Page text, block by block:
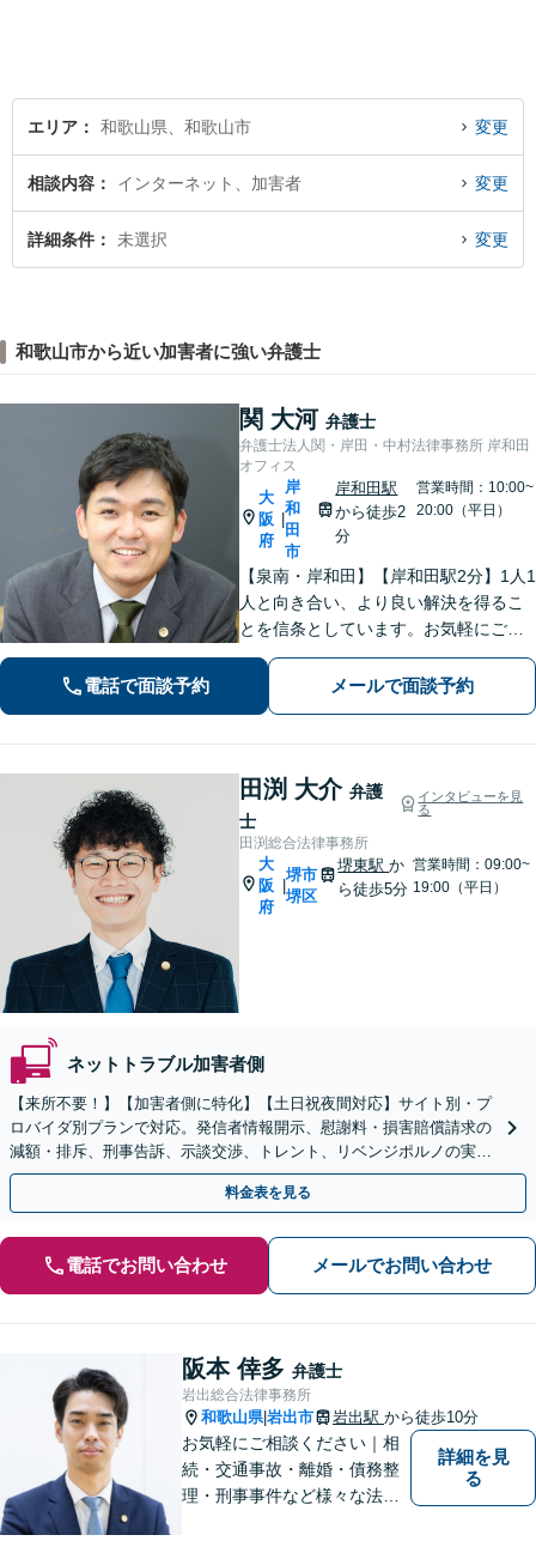
エリア 和歌山県、和歌山市 変更
相談内容 インターネット、加害者 変更
詳細条件 未選択 変更
和歌山市から近い加害者に強い弁護士
関 大河 弁護士
弁護士法人関・岸田・中村法律事務所 岸和田
オフィス
大
阪
府
岸
和
田
市
岸和田駅
から徒歩2
分
営業時間：10:00~
20:00（平日）
【泉南・岸和田】【岸和田駅2分】1人1
人と向き合い、より良い解決を得るこ
とを信条としています。お気軽にご相
談下さい。
電話で面談予約 メールで面談予約
田渕 大介 弁護
士
インタビューを見
る
田渕総合法律事務所
大
阪
府
|
堺市
堺区
堺東駅か
ら徒歩5分
営業時間：09:00~
19:00（平日）
ネットトラブル加害者側
【来所不要！】【加害者側に特化】【土日祝夜間対応】サイト別・プ
ロバイダ別プランで対応。発信者情報開示、慰謝料・損害賠償請求の
減額・排斥、刑事告訴、示談交渉、トレント、リベンジポルノの実績
多数！企業・飲食店の風評被害も対応【堺東駅5分】
料金表を見る
電話でお問い合わせ メールでお問い合わせ
阪本 倖多 弁護士
岩出総合法律事務所
和歌山県|岩出市 岩出駅 から徒歩10分
お気軽にご相談ください｜相
続・交通事故・離婚・債務整
理・刑事事件など様々な法律
詳細を見
る